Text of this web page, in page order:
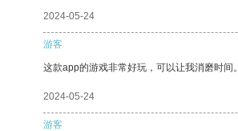
2024-05-24
游客
这款app的游戏非常好玩，可以让我消磨时间。
2024-05-24
游客